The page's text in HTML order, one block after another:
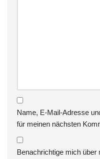
Name, E-Mail-Adresse
für meinen nächsten
Benachrichtige mich über